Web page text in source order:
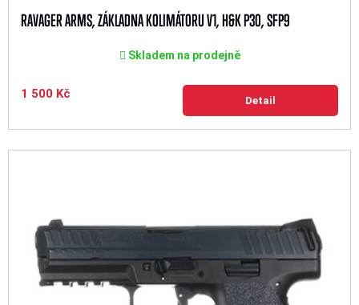
RAVAGER ARMS, ZÁKLADNA KOLIMÁTORU V1, H&K P30, SFP9
Skladem na prodejně
1 500 Kč Detail